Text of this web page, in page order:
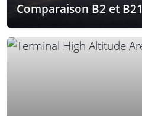
Comparaison B2 et B21